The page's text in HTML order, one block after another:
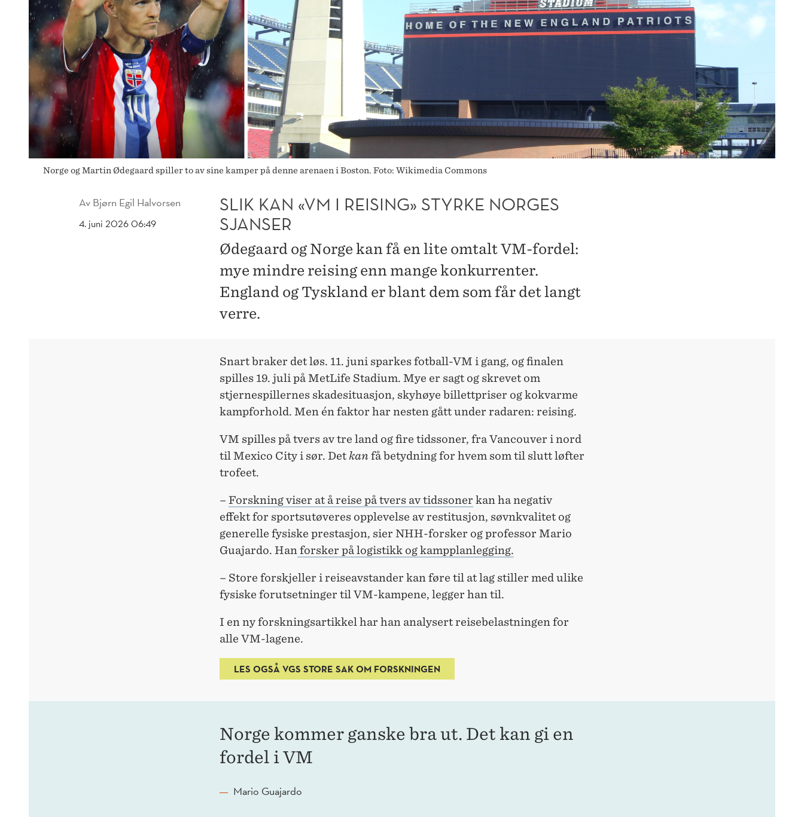
Norge og Martin Ødegaard spiller to av sine kamper på denne arenaen i Boston. Foto: Wikimedia Commons
Av Bjørn Egil Halvorsen
4. juni 2026 06:49
SLIK KAN «VM I REISING» STYRKE NORGES
SJANSER
Ødegaard og Norge kan få en lite omtalt VM-fordel:
mye mindre reising enn mange konkurrenter.
England og Tyskland er blant dem som får det langt
verre.
Snart braker det løs. 11. juni sparkes fotball-VM i gang, og finalen
spilles 19. juli på MetLife Stadium. Mye er sagt og skrevet om
stjernespillernes skadesituasjon, skyhøye billettpriser og kokvarme
kampforhold. Men én faktor har nesten gått under radaren: reising.
VM spilles på tvers av tre land og fire tidssoner, fra Vancouver i nord
til Mexico City i sør. Det kan få betydning for hvem som til slutt løfter
trofeet.
– Forskning viser at å reise på tvers av tidssoner kan ha negativ
effekt for sportsutøveres opplevelse av restitusjon, søvnkvalitet og
generelle fysiske prestasjon, sier NHH-forsker og professor Mario
Guajardo. Han forsker på logistikk og kampplanlegging.
– Store forskjeller i reiseavstander kan føre til at lag stiller med ulike
fysiske forutsetninger til VM-kampene, legger han til.
I en ny forskningsartikkel har han analysert reisebelastningen for
alle VM-lagene.
LES OGSÅ VGS STORE SAK OM FORSKNINGEN
Norge kommer ganske bra ut. Det kan gi en
fordel i VM
Mario Guajardo